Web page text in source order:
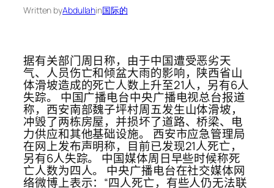
Written byAbdullahin国际的
据有关部门周日称，由于中国遭受恶劣天
气、人员伤亡和倾盆大雨的影响，陕西省山
体滑坡造成的死亡人数上升至21人，另有6人
失踪。 中国广播电台中央广播电视总台报道
称，西安南部魏子坪村周五发生山体滑坡，
冲毁了两栋房屋，并损坏了道路、桥梁、电
力供应和其他基础设施。 西安市应急管理局
在网上发布声明称，目前已发现21人死亡，
另有6人失踪。 中国媒体周日早些时候称死
亡人数为四人。 中央广播电台在社交媒体网
络微博上表示：“四人死亡，有些人仍无法联